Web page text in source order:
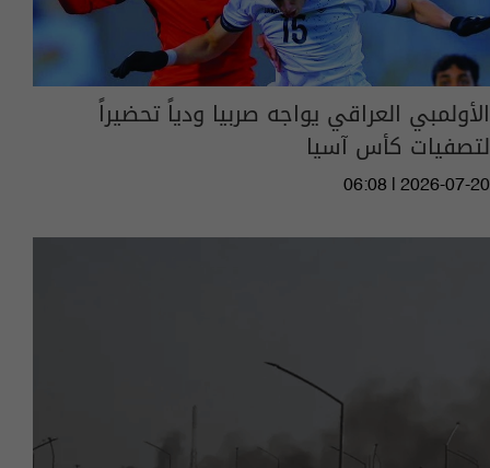
الأولمبي العراقي يواجه صربيا ودياً تحضيراً
لتصفيات كأس آسيا
06:08 | 2026-07-20